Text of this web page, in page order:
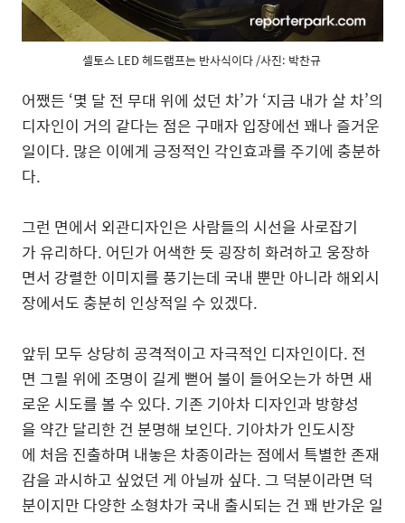
셀토스 LED 헤드램프는 반사식이다 /사진: 박찬규
어쨌든 ‘몇 달 전 무대 위에 섰던 차’가 ‘지금 내가 살 차’의
디자인이 거의 같다는 점은 구매자 입장에선 꽤나 즐거운
일이다. 많은 이에게 긍정적인 각인효과를 주기에 충분하
다.
그런 면에서 외관디자인은 사람들의 시선을 사로잡기
가 유리하다. 어딘가 어색한 듯 굉장히 화려하고 웅장하
면서 강렬한 이미지를 풍기는데 국내 뿐만 아니라 해외시
장에서도 충분히 인상적일 수 있겠다.
앞뒤 모두 상당히 공격적이고 자극적인 디자인이다. 전
면 그릴 위에 조명이 길게 뻗어 불이 들어오는가 하면 새
로운 시도를 볼 수 있다. 기존 기아차 디자인과 방향성
을 약간 달리한 건 분명해 보인다. 기아차가 인도시장
에 처음 진출하며 내놓은 차종이라는 점에서 특별한 존재
감을 과시하고 싶었던 게 아닐까 싶다. 그 덕분이라면 덕
분이지만 다양한 소형차가 국내 출시되는 건 꽤 반가운 일